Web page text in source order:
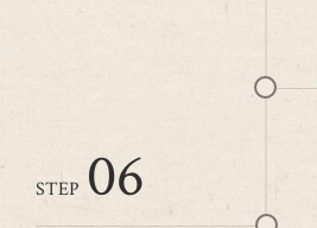
STEP 06